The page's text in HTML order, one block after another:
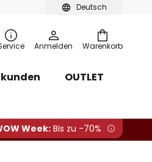
Deutsch
Warenkorb
Anmelden
OUTLET
Week: Bis zu -70%